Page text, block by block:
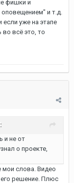
фишки и
и т.д.
уже на этапе
во всё это, то
и не от
о проекте,
слова. Видео
решение. Плюс